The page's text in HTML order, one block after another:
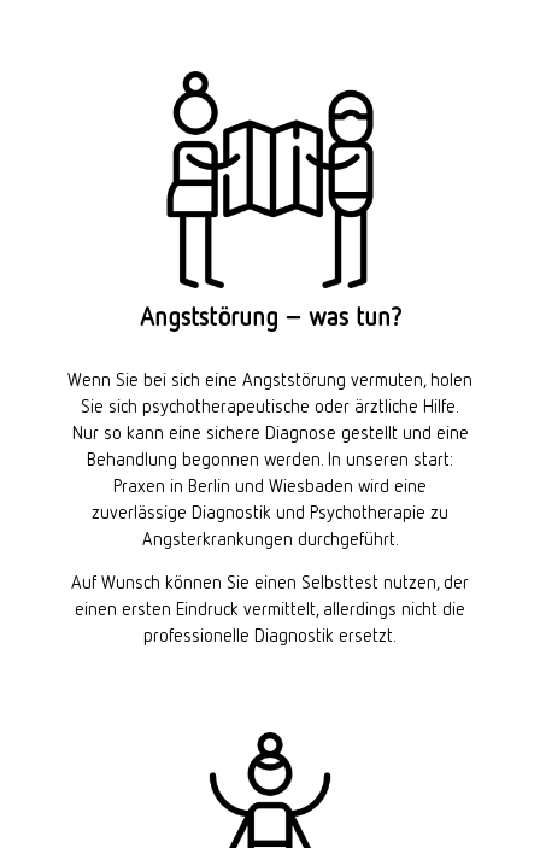
Angststörung – was tun?
Wenn Sie bei sich eine Angststörung vermuten, holen
Sie sich psychotherapeutische oder ärztliche Hilfe.
Nur so kann eine sichere Diagnose gestellt und eine
Behandlung begonnen werden. In unseren start:
Praxen in Berlin und Wiesbaden wird eine
zuverlässige Diagnostik und Psychotherapie zu
Angsterkrankungen durchgeführt.
Auf Wunsch können Sie einen Selbsttest nutzen, der
einen ersten Eindruck vermittelt, allerdings nicht die
professionelle Diagnostik ersetzt.